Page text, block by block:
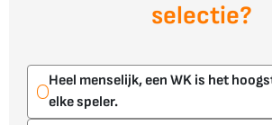
selectie?
Heel menselijk, een WK is het
elke speler.